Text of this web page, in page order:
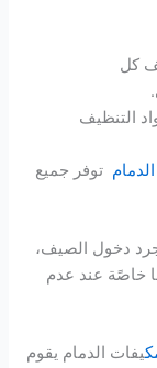
كل
التنظيف
توفر جميع
دخول الصيف،
خاصًة عند عدم
يفات الدمام يقوم